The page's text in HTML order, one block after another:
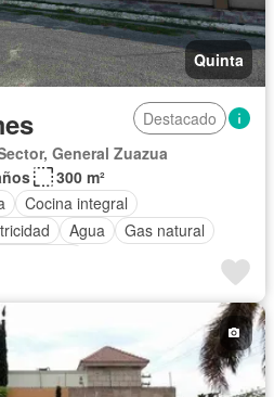
Quinta
Destacado
General Zuazua
300 m²
Cocina integral
Agua
Gas natural